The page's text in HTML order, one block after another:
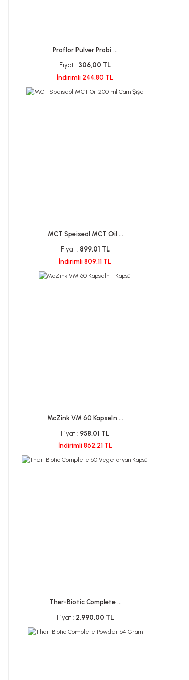
Proflor Pulver Probi ...
Fiyat : 306,00 TL
İndirimli 244,80 TL
MCT Speiseöl MCT Oil ...
Fiyat : 899,01 TL
İndirimli 809,11 TL
McZink VM 60 Kapseln ...
Fiyat : 958,01 TL
İndirimli 862,21 TL
Ther-Biotic Complete ...
Fiyat : 2.990,00 TL